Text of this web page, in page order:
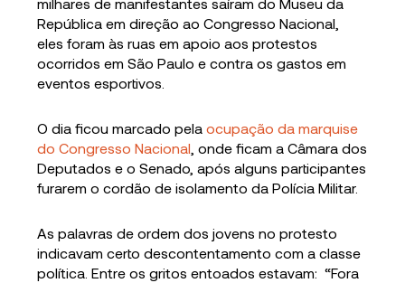
República em direção ao Congresso Nacional,
eles foram às ruas em apoio aos protestos
ocorridos em São Paulo e contra os gastos em
eventos esportivos.
O dia ficou marcado pelaocupação da marquise
do Congresso Nacional , onde ficam a Câmara dos
Deputados e o Senado, após alguns participantes
furarem o cordão de isolamento da Polícia Militar.
As palavras de ordem dos jovens no protesto
indicavam certo descontentamento com a classe
política. Entre os gritos entoados estavam: “Fora